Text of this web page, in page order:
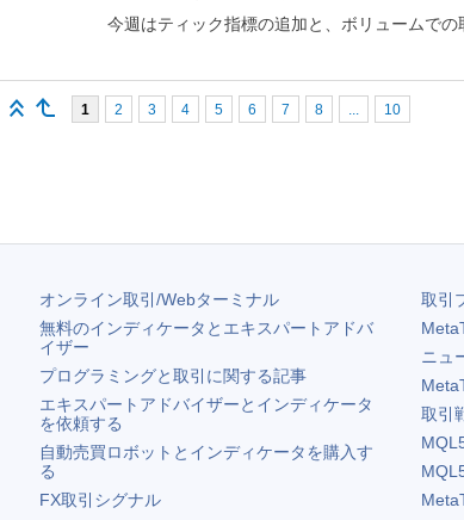
今週はティック指標の追加と、ボリュームで
1 2 3 4 5 6 7 8 10
オンライン取引/Webターミナル
無料のインディケータとエキスパートアドバ
イザー
プログラミングと取引に関する記事
エキスパートアドバイザーとインディケータ
を依頼する
自動売買ロボットとインディケータを購入す
る
FX取引シグナル
取引
ニュ
取引